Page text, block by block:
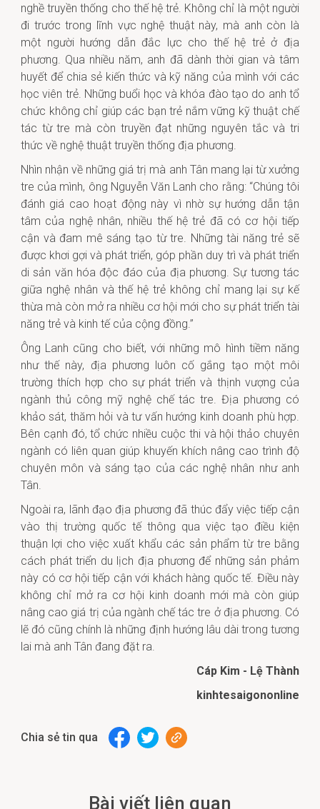
nghề truyền thống cho thế hệ trẻ. Không chỉ là một người
đi trước trong lĩnh vực nghệ thuật này, mà anh còn là
một người hướng dẫn đắc lực cho thế hệ trẻ ở địa
phương. Qua nhiều năm, anh đã dành thời gian và tâm
huyết để chia sẻ kiến thức và kỹ năng của mình với các
học viên trẻ. Những buổi học và khóa đào tạo do anh tổ
chức không chỉ giúp các bạn trẻ nắm vững kỹ thuật chế
tác từ tre mà còn truyền đạt những nguyên tắc và tri
thức về nghệ thuật truyền thống địa phương.
Nhìn nhận về những giá trị mà anh Tân mang lại từ xưởng
tre của mình, ông Nguyễn Văn Lanh cho rằng: “Chúng tôi
đánh giá cao hoạt động này vì nhờ sự hướng dẫn tận
tâm của nghệ nhân, nhiều thế hệ trẻ đã có cơ hội tiếp
cận và đam mê sáng tạo từ tre. Những tài năng trẻ sẽ
được khơi gợi và phát triển, góp phần duy trì và phát triển
di sản văn hóa độc đáo của địa phương. Sự tương tác
giữa nghệ nhân và thế hệ trẻ không chỉ mang lại sự kế
thừa mà còn mở ra nhiều cơ hội mới cho sự phát triển tài
năng trẻ và kinh tế của cộng đồng.”
Ông Lanh cũng cho biết, với những mô hình tiềm năng
như thế này, địa phương luôn cố gắng tạo một môi
trường thích hợp cho sự phát triển và thịnh vượng của
ngành thủ công mỹ nghệ chế tác tre. Địa phương có
khảo sát, thăm hỏi và tư vấn hướng kinh doanh phù hợp.
Bên cạnh đó, tổ chức nhiều cuộc thi và hội thảo chuyên
ngành có liên quan giúp khuyến khích nâng cao trình độ
chuyên môn và sáng tạo của các nghệ nhân như anh
Tân.
Ngoài ra, lãnh đạo địa phương đã thúc đẩy việc tiếp cận
vào thị trường quốc tế thông qua việc tạo điều kiện
thuận lợi cho việc xuất khẩu các sản phẩm từ tre bằng
cách phát triển du lịch địa phương để những sản phảm
này có cơ hội tiếp cận với khách hàng quốc tế. Điều này
không chỉ mở ra cơ hội kinh doanh mới mà còn giúp
nâng cao giá trị của ngành chế tác tre ở địa phương. Có
lẽ đó cũng chính là những định hướng lâu dài trong tương
lai mà anh Tân đang đặt ra.
Cáp Kim - Lệ Thành
kinhtesaigononline
Chia sẻ tin qua
Bài viết liên quan